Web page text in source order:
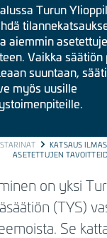
Turun
aiemmin
Vaikka säätiön
suuntaan,
myös uusille
KATSAUS
ASETETTUJEN
on yksi
(TYS)
Se